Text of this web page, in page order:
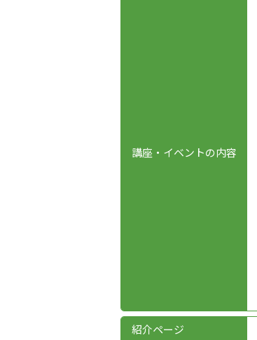
講座・イベントの内容
紹介ページ